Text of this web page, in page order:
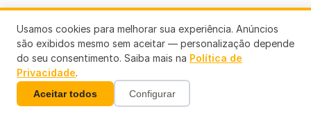
(69)3901-3176
Usamos cookies para melhorar sua experiência. Anúncios
são exibidos mesmo sem aceitar — personalização depende
do seu consentimento. Saiba mais na Política de
Privacidade.
Aceitar todos Configurar